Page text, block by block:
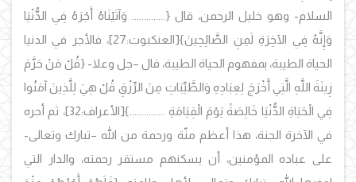
السلام- وهو خليل الرحمن، قال {.............. وَآتَيْنَاهُ أَجْرَهُ فِي الدُّنْيَا
وَإِنَّهُ فِي الآخِرَةِ لَمِنِ الصَّالِحِينَ}[العنكبوت:27]، فالأجر في الدنيا
الحياة الطيبة، بمفهوم الحياة الطيبة، قال –جل وعلا- {قُلْ مَنْ حَرَّمَ
زِينَةَ اللَّهِ الَّتِي أَخْرَجَ لِعِبَادِهِ وَالطَّيِّبَاتِ مِنَ الرِّزْقِ قُلْ هِيَ لِلَّذِينَ آمَنُوا
فِي الْحَيَاةِ الدُّنْيَا خَالِصَةً يَوْمَ الْقِيَامَةِ ...............}[الأعراف:32]، ثم أجره
في الآخرة الجنة، هذا أعظم منّة ورحمة من الله –تبارك وتعالى-
على عباده المؤمنين، أن يسكنهم مستقر رحمته، والدار التي